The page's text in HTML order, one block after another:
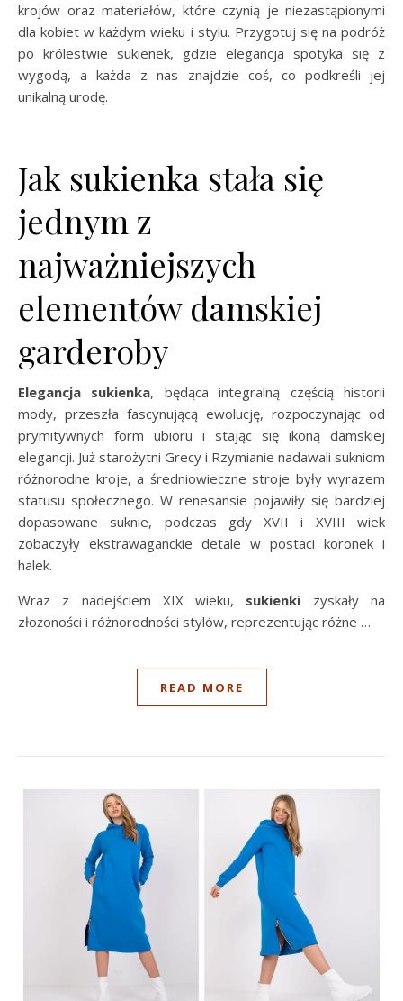
krojów oraz materiałów, które czynią je niezastąpionymi
dla kobiet w każdym wieku i stylu. Przygotuj się na podróż
po królestwie sukienek, gdzie elegancja spotyka się z
wygodą, a każda z nas znajdzie coś, co podkreśli jej
unikalną urodę.
Jak sukienka stała się
jednym z
najważniejszych
elementów damskiej
garderoby
Elegancja sukienka, będąca integralną częścią historii
mody, przeszła fascynującą ewolucję, rozpoczynając od
prymitywnych form ubioru i stając się ikoną damskiej
elegancji. Już starożytni Grecy i Rzymianie nadawali sukniom
różnorodne kroje, a średniowieczne stroje były wyrazem
statusu społecznego. W renesansie pojawiły się bardziej
dopasowane suknie, podczas gdy XVII i XVIII wiek
zobaczyły ekstrawaganckie detale w postaci koronek i
halek.
Wraz z nadejściem XIX wieku, sukienki zyskały na
złożoności i różnorodności stylów, reprezentując różne …
READ MORE